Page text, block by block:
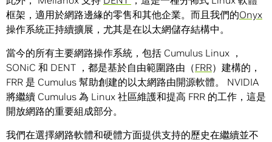
框架，適用於網路邊緣的零售和其他企業。而且我們的Onyx
操作系統正持續擴展，尤其是在以太網儲存結構中。
當今的所有主要網路操作系統，包括 Cumulus Linux ，
SONiC 和 DENT ，都是基於自由範圍路由（FRR）建構的，
FRR 是 Cumulus 幫助創建的以太網路由開源軟體。 NVIDIA
將繼續 Cumulus 為 Linux 社區維護和提高 FRR 的工作，這是
開放網路的重要組成部分。
我們在選擇網路軟體和硬體方面提供支持的歷史在繼續並不